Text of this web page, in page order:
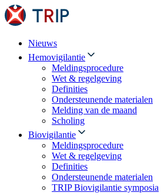
Nieuws
Hemovigilantie
Meldingsprocedure
Wet & regelgeving
Definities
Ondersteunende materialen
Melding van de maand
Scholing
Biovigilantie
Meldingsprocedure
Wet & regelgeving
Definities
Ondersteunende materialen
TRIP Biovigilantie symposia